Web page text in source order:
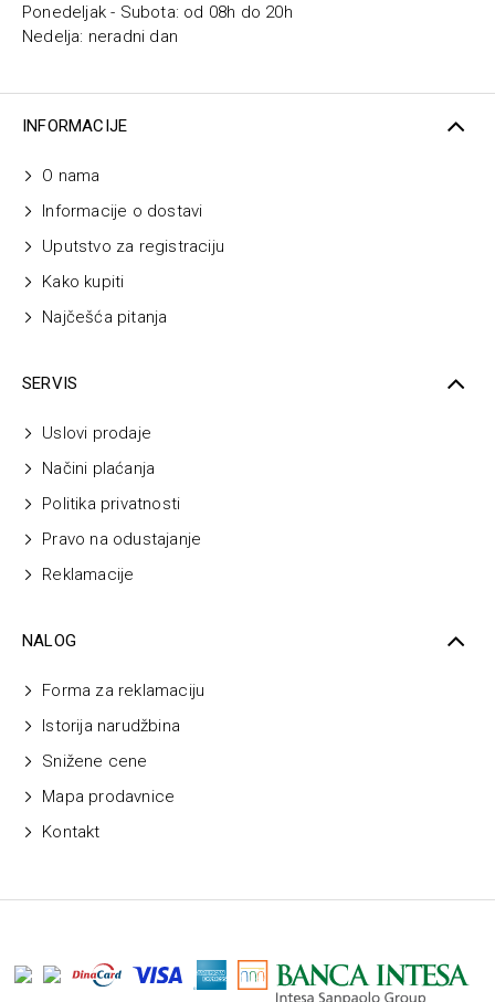
Ponedeljak - Subota: od 08h do 20h
Nedelja: neradni dan
INFORMACIJE
O nama
Informacije o dostavi
Uputstvo za registraciju
Kako kupiti
Najčešća pitanja
SERVIS
Uslovi prodaje
Načini plaćanja
Politika privatnosti
Pravo na odustajanje
Reklamacije
NALOG
Forma za reklamaciju
Istorija narudžbina
Snižene cene
Mapa prodavnice
Kontakt